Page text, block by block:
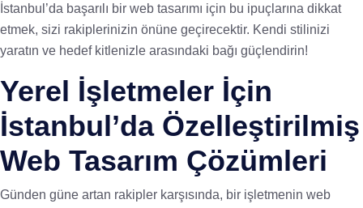
İstanbul’da başarılı bir web tasarımı için bu ipuçlarına dikkat
etmek, sizi rakiplerinizin önüne geçirecektir. Kendi stilinizi
yaratın ve hedef kitlenizle arasındaki bağı güçlendirin!
Yerel İşletmeler İçin
İstanbul’da Özelleştirilmiş
Web Tasarım Çözümleri
Günden güne artan rakipler karşısında, bir işletmenin web